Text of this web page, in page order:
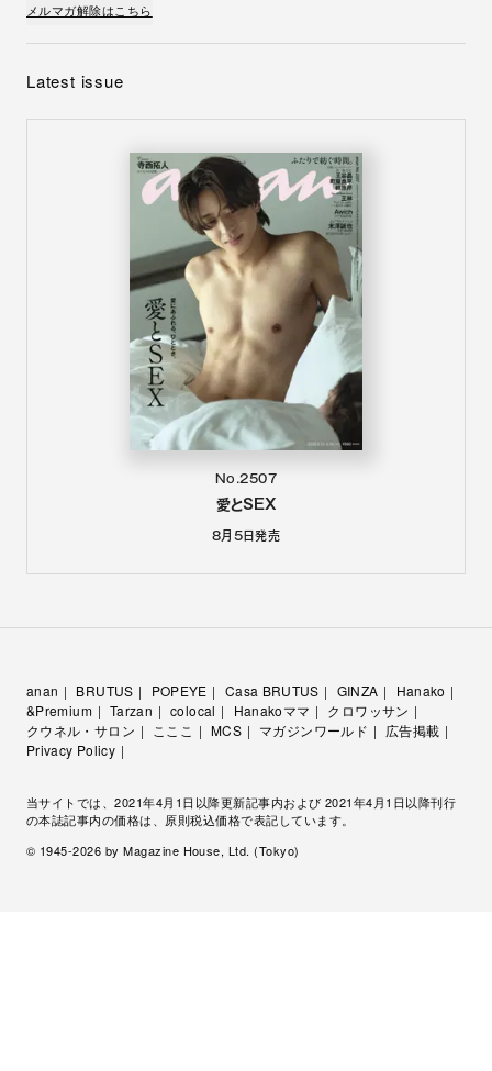
メルマガ解除はこちら
Latest issue
No.2507
愛とSEX
8月5日発売
anan BRUTUS POPEYE Casa BRUTUS GINZA
Hanako
&Premium
Tarzan colocal Hanakoママ
クロワッサン
クウネル・サロン
こここ MCS マガジンワールド
広告掲載
Privacy Policy
当サイトでは、2021年4月1日以降更新記事内および 2021年4月1日以降刊行
の本誌記事内の価格は、原則税込価格で表記しています。
© 1945-2026 by Magazine House, Ltd. (Tokyo)